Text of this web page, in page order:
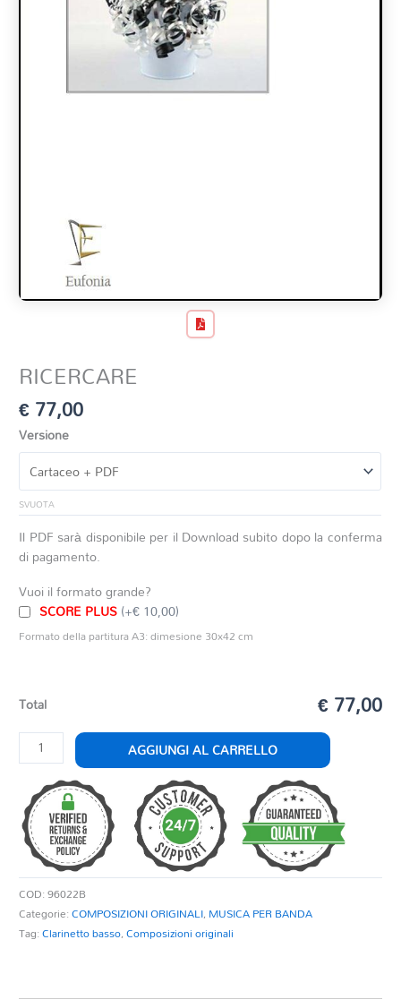
RICERCARE
€77,00
Versione
SVUOTA
Il PDF sarà disponibile per il Download subito dopo la conferma
di pagamento.
Vuoi il formato grande?
SCORE PLUS(+€ 10,00)
Formato della partitura A3: dimesione 30x42 cm
Total € 77,00
RICERCARE
quantità
AGGIUNGI AL CARRELLO
COD:96022B
Categorie:COMPOSIZIONI ORIGINALI, MUSICA PER BANDA
Tag:Clarinetto basso,Composizioni originali